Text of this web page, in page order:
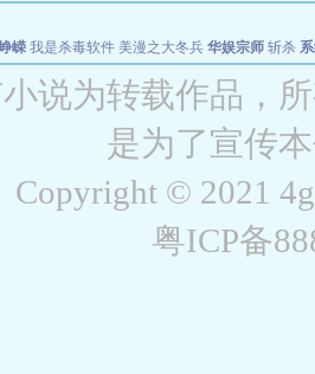
嵘 我是杀毒软件 美漫之大冬兵 华娱宗师 斩杀
练万岁 都市全能巨星 绝对交易 全职武神 位面复
说为转载作品，
是为了宣传
Copyright © 2021
粤ICP备